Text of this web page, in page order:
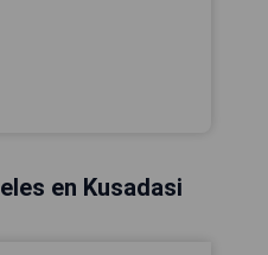
en Kusadasi